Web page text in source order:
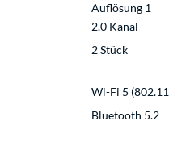
Auflösung 1
2.0 Kanal
2 Stück
Wi-Fi 5
Bluetooth 5.2